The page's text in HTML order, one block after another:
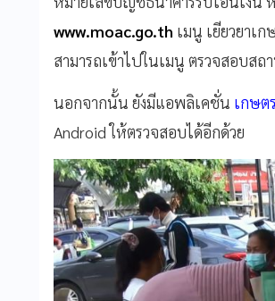
www.moac.go.th เมนู เยียวยาเ
สามารถเข้าไปในเมนู ตรวจสอบส
นอกจากนั้น ยังมีแอพลิเคชั่น เกษต
Android ให้ตรวจสอบได้อีกด้วย